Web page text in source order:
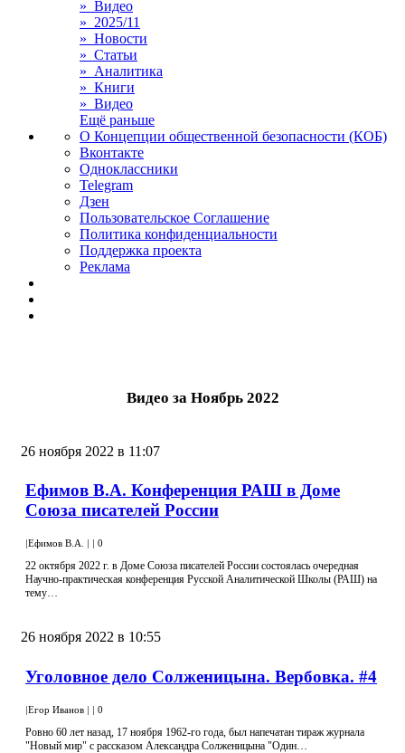
» Видео
» 2025/11
» Новости
» Статьи
» Аналитика
» Книги
» Видео
Ещё раньше
О Концепции общественной безопасности (КОБ)
Вконтакте
Одноклассники
Telegram
Дзен
Пользовательское Соглашение
Политика конфиденциальности
Поддержка проекта
Реклама
Видео за Ноябрь 2022
26 ноября 2022 в 11:07
Ефимов В.А. Конференция РАШ в Доме
Союза писателей России
|Ефимов В.А. | | 0
22 октября 2022 г. в Доме Союза писателей России состоялась очередная
Научно-практическая конференция Русской Аналитической Школы (РАШ) на
тему…
26 ноября 2022 в 10:55
Уголовное дело Солженицына. Вербовка. #4
|Егор Иванов | | 0
Ровно 60 лет назад, 17 ноября 1962-го года, был напечатан тираж журнала
"Новый мир" с рассказом Александра Солженицына "Один…